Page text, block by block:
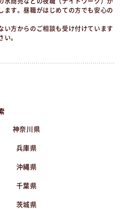
ます。昼職がはじめての方でも安心の
い方からのご相談も受け付けています
い。
神奈川県
兵庫県
沖縄県
千葉県
茨城県